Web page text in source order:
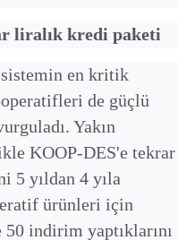
liralık kredi paketi
sistemin en kritik
de güçlü
Yakın
KOOP-DES'e tekrar
5 yıldan 4 yıla
ürünleri için
indirim yaptıklarını